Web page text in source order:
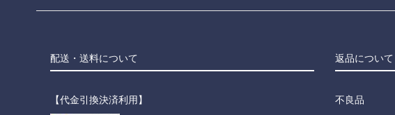
配送・送料について
【代金引換決済利用】
返品について
不良品